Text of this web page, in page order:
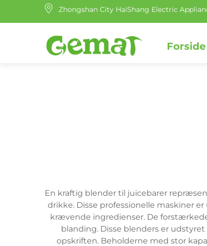
Zhongshan City HaiShang Electric
Forside
En kraftig blender til juicebarer
drikke. Disse professionelle maskiner
krævende ingredienser. De
blanding. Disse blenders er
opskriften. Beholderne med stor